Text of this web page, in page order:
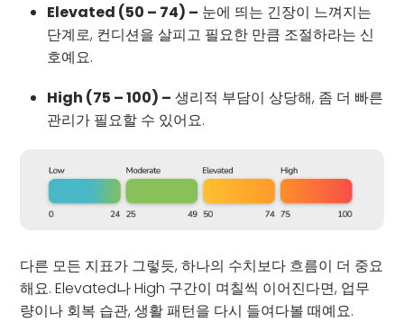
Elevated (50 – 74) – 눈에 띄는 긴장이 느껴지는
단계로, 컨디션을 살피고 필요한 만큼 조절하라는 신
호예요.
High (75 – 100) – 생리적 부담이 상당해, 좀 더 빠른
관리가 필요할 수 있어요.
다른 모든 지표가 그렇듯, 하나의 수치보다 흐름이 더 중요
해요. Elevated나 High 구간이 며칠씩 이어진다면, 업무
량이나 회복 습관, 생활 패턴을 다시 들여다볼 때예요.